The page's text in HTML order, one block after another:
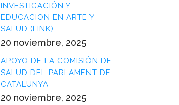
INVESTIGACIÓN Y
EDUCACION EN ARTE Y
SALUD (LINK)
20 noviembre, 2025
APOYO DE LA COMISIÓN DE
SALUD DEL PARLAMENT DE
CATALUNYA
20 noviembre, 2025